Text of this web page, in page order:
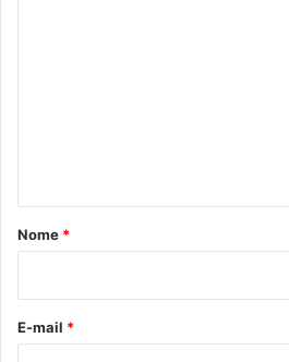
r
*
Nome *
E-mail *